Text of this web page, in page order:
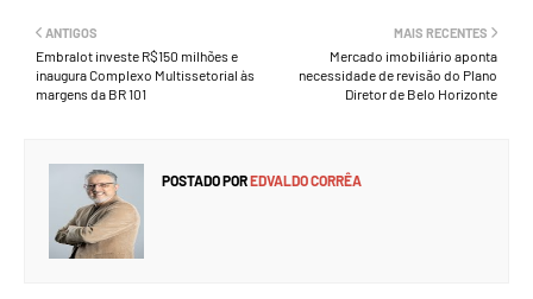
MAIS RECENTES
Mercado imobiliário aponta
necessidade de revisão do Plano
Diretor de Belo Horizonte
ANTIGOS
Embralot investe R$150 milhões e
inaugura Complexo Multissetorial às
margens da BR 101
POSTADO POREDVALDO CORRÊA